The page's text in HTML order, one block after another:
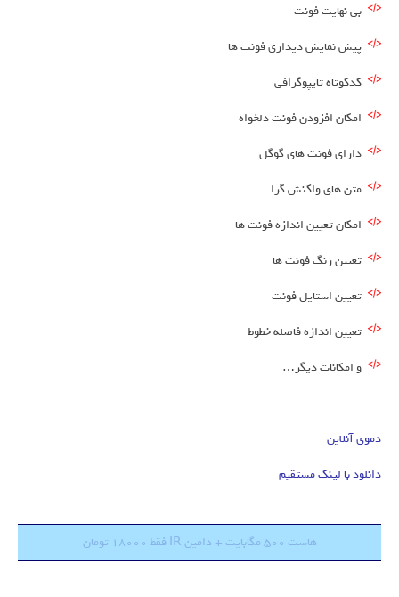
بی نهایت فونت
پیش نمایش دیداری فونت ها
کدکوتاه تایپوگرافی
امکان افزودن فونت دلخواه
دارای فونت های گوگل
متن های واکنش گرا
امکان تعیین اندازه فونت ها
تعیین رنگ فونت ها
تعیین استایل فونت
تعیین اندازه فاصله خطوط
و امکانات دیگر…
دموی آنلاین
دانلود با لینک مستقیم
هاست 500 مگابایت + دامین IR فقط 18000 تومان